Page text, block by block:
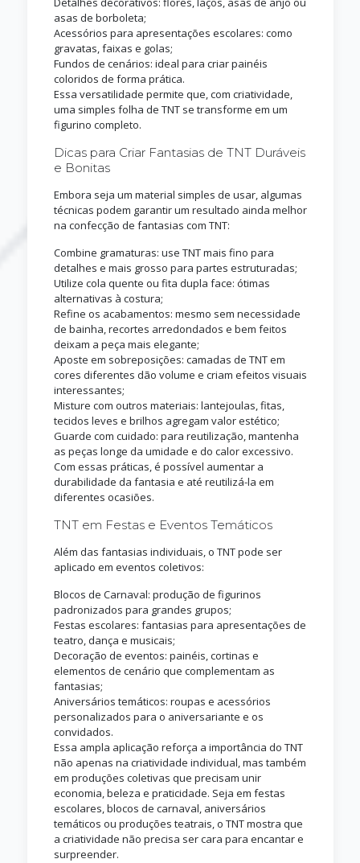
asas de borboleta;
Acessórios para apresentações escolares: como
gravatas, faixas e golas;
Fundos de cenários: ideal para criar painéis
coloridos de forma prática.
Essa versatilidade permite que, com criatividade,
uma simples folha de TNT se transforme em um
figurino completo.
Dicas para Criar Fantasias de TNT Duráveis
e Bonitas
Embora seja um material simples de usar, algumas
técnicas podem garantir um resultado ainda melhor
na confecção de fantasias com TNT:
Combine gramaturas: use TNT mais fino para
detalhes e mais grosso para partes estruturadas;
Utilize cola quente ou fita dupla face: ótimas
alternativas à costura;
Refine os acabamentos: mesmo sem necessidade
de bainha, recortes arredondados e bem feitos
deixam a peça mais elegante;
Aposte em sobreposições: camadas de TNT em
cores diferentes dão volume e criam efeitos visuais
interessantes;
Misture com outros materiais: lantejoulas, fitas,
tecidos leves e brilhos agregam valor estético;
Guarde com cuidado: para reutilização, mantenha
as peças longe da umidade e do calor excessivo.
Com essas práticas, é possível aumentar a
durabilidade da fantasia e até reutilizá-la em
diferentes ocasiões.
TNT em Festas e Eventos Temáticos
Além das fantasias individuais, o TNT pode ser
aplicado em eventos coletivos:
Blocos de Carnaval: produção de figurinos
padronizados para grandes grupos;
Festas escolares: fantasias para apresentações de
teatro, dança e musicais;
Decoração de eventos: painéis, cortinas e
elementos de cenário que complementam as
fantasias;
Aniversários temáticos: roupas e acessórios
personalizados para o aniversariante e os
convidados.
Essa ampla aplicação reforça a importância do TNT
não apenas na criatividade individual, mas também
em produções coletivas que precisam unir
economia, beleza e praticidade. Seja em festas
escolares, blocos de carnaval, aniversários
temáticos ou produções teatrais, o TNT mostra que
a criatividade não precisa ser cara para encantar e
surpreender.